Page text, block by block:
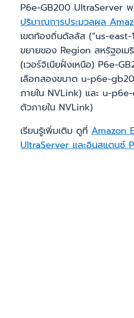
P6e-GB200 UltraServer พ
ปริมาณการประมวลผล
เขตท้องถิ่นดัลลัส (“us-
ขยายของ Region สหรัฐอเม
(เวอร์จิเนียฝั่งเหนือ) P6e-
เลือกสองขนาด u-p6e-
ภายใน NVLink) และ u-
ตัวภายใน NVLink)
เรียนรู้เพิ่มเติม ดูที่ Amazon
UltraServer และอินสแตนซ์